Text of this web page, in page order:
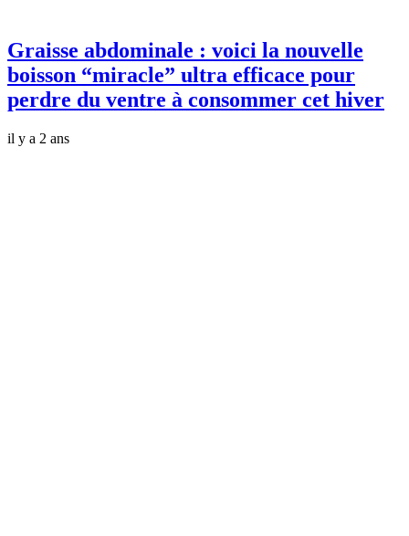
Graisse abdominale : voici la nouvelle
boisson “miracle” ultra efficace pour
perdre du ventre à consommer cet hiver
il y a 2 ans